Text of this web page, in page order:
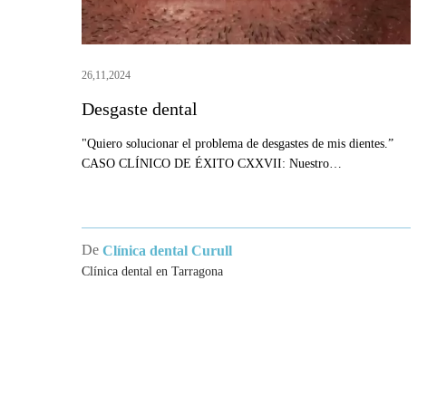
26,11,2024
Desgaste dental
"Quiero solucionar el problema de desgastes de mis dientes.”
CASO CLÍNICO DE ÉXITO CXXVII: Nuestro…
De Clínica dental Curull
Clínica dental en Tarragona